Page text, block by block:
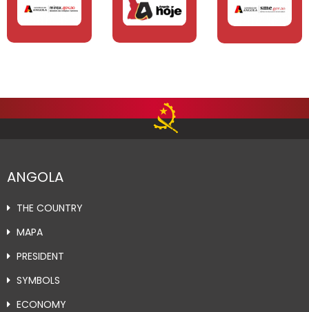
ANGOLA
THE COUNTRY
MAPA
PRESIDENT
SYMBOLS
ECONOMY